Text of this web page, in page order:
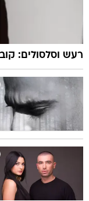
רעש וסלסולים: